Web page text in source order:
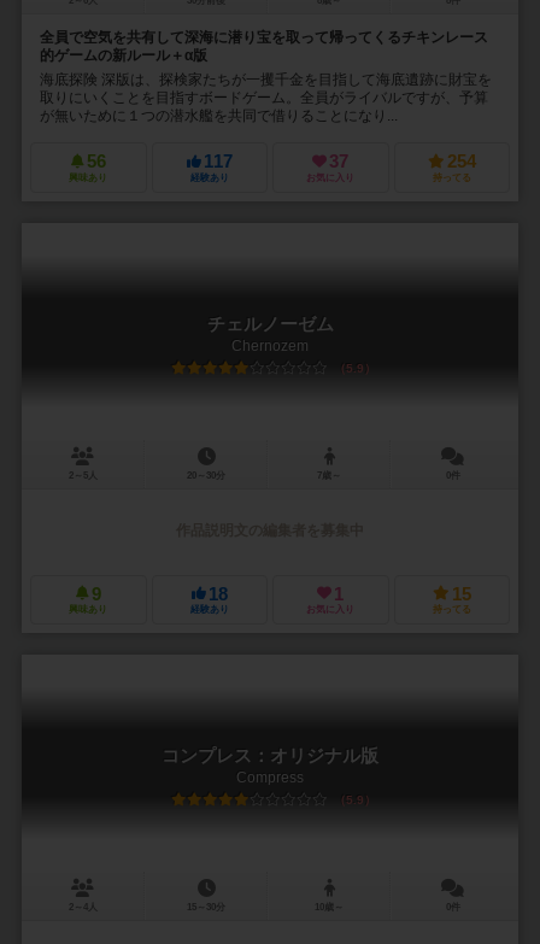
全員で空気を共有して深海に潜り宝を取って帰ってくるチキンレース
的ゲームの新ルール＋α版
海底探険 深版は、探検家たちが一攫千金を目指して海底遺跡に財宝を
取りにいくことを目指すボードゲーム。全員がライバルですが、予算
が無いために１つの潜水艦を共同で借りることになり...
56
興味あり
117
経験あり
37
お気に入り
254
持ってる
チェルノーゼム
Chernozem
5.9
2～5人 20～30分 7歳～ 0件
9
興味あり
18
経験あり
1
お気に入り
15
持ってる
コンプレス：オリジナル版
Compress
5.9
2～4人 15～30分 10歳～ 0件